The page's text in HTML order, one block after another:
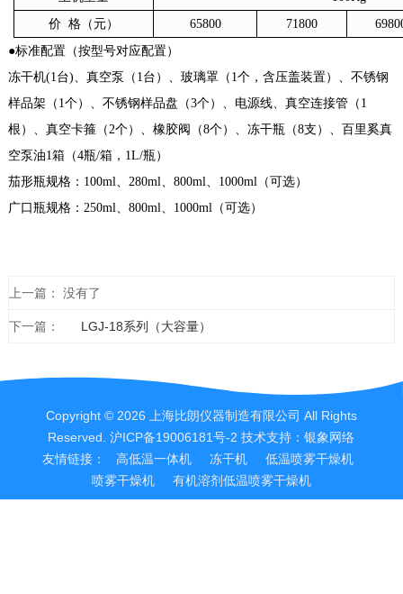
价 格（元） 65800 71800
●标准配置（按型号对应配置）
冻干机(1台)、真空泵（1台）、玻璃罩（1个，含压盖装置）、不锈钢
样品架（1个）、不锈钢样品盘（3个）、电源线、真空连接管（1
根）、真空卡箍（2个）、橡胶阀（8个）、冻干瓶（8支）、百里奚真
空泵油1箱（4瓶/箱，1L/瓶）
茄形瓶规格： 100ml、280ml、800ml、1000ml（可选）
广口瓶规格： 250ml、800ml、1000ml（可选）
上一篇： 没有了
下一篇： LGJ-18系列（大容量）
Copyright © 2026 上海比朗仪器制造有限公司 All Rights
Reserved.沪ICP备19006181号-2 技术支持：银象网络
友情链接：
高低温一体机 冻干机
低温喷雾干燥机
喷雾干燥机
有机溶剂低温喷雾干燥机